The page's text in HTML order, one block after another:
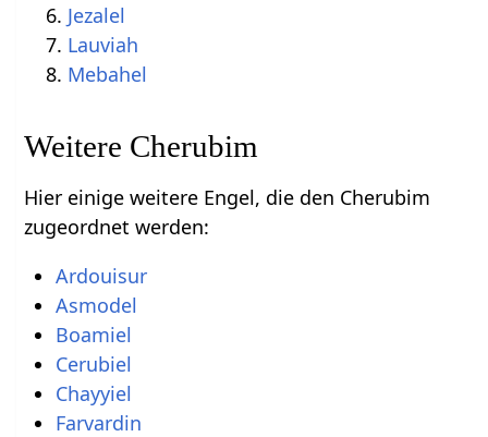
Jezalel
Lauviah
Mebahel
Weitere Cherubim
Hier einige weitere Engel, die den Cherubim
zugeordnet werden:
Ardouisur
Asmodel
Boamiel
Cerubiel
Chayyiel
Farvardin